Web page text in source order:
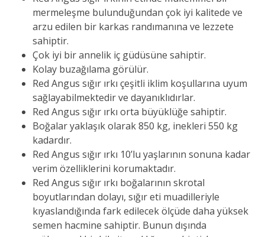
mermeleşme bulunduğundan çok iyi kalitede ve
arzu edilen bir karkas randımanına ve lezzete
sahiptir.
Çok iyi bir annelik iç güdüsüne sahiptir.
Kolay buzağılama görülür.
Red Angus sığır ırkı çeşitli iklim koşullarına uyum
sağlayabilmektedir ve dayanıklıdırlar.
Red Angus sığır ırkı orta büyüklüğe sahiptir.
Boğalar yaklaşık olarak 850 kg, inekleri 550 kg
kadardır.
Red Angus sığır ırkı 10’lu yaşlarının sonuna kadar
verim özelliklerini korumaktadır.
Red Angus sığır ırkı boğalarının skrotal
boyutlarından dolayı, sığır eti muadilleriyle
kıyaslandığında fark edilecek ölçüde daha yüksek
semen hacmine sahiptir. Bunun dışında